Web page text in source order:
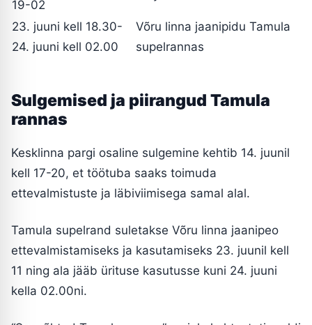
19-02
23. juuni kell 18.30-
24. juuni kell 02.00
Võru linna jaanipidu Tamula
supelrannas
Sulgemised ja piirangud Tamula
rannas
Kesklinna pargi osaline sulgemine kehtib 14. juunil
kell 17-20, et töötuba saaks toimuda
ettevalmistuste ja läbiviimisega samal alal.
Tamula supelrand suletakse Võru linna jaanipeo
ettevalmistamiseks ja kasutamiseks 23. juunil kell
11 ning ala jääb ürituse kasutusse kuni 24. juuni
kella 02.00ni.